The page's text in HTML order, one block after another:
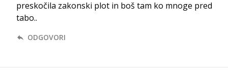
preskočila zakonski plot in boš tam ko mnoge pred
tabo..
ODGOVORI